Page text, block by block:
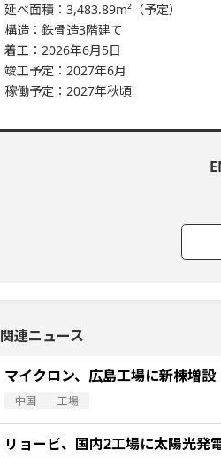
延べ面積：3,483.89m²（予定）
構造：鉄骨造3階建て
着工：2026年6月5日
竣工予定：2027年6月
稼働予定：2027年秋頃
関連ニュース
マイクロン、広島工場に新棟増設
中国 工場
リョービ、国内2工場に太陽光発